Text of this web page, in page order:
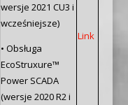
wersje 2021 CU3 i
wcześniejsze)
• Obsługa
EcoStruxure™
Power SCADA
(wersje 2020 R2 i
Link